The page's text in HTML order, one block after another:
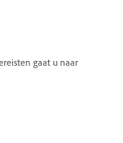
gaat u naar